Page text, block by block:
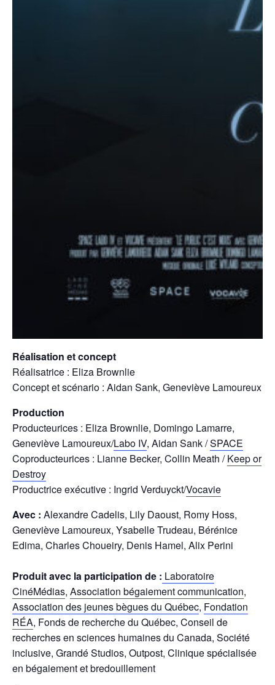
Réalisation et concept
Réalisatrice : Eliza Brownlie
Concept et scénario : Aidan Sank, Geneviève Lamoureux
Production
Producteurices : Eliza Brownlie, Domingo Lamarre,
Geneviève Lamoureux/Labo IV, Aidan Sank /SPACE
Coproducteurices : Lianne Becker, Collin Meath /Keep or
Destroy
Productrice exécutive : Ingrid Verduyckt/Vocavie
Avec : Alexandre Cadelis, Lily Daoust, Romy Hoss,
Geneviève Lamoureux, Ysabelle Trudeau, Bérénice
Edima, Charles Choueiry, Denis Hamel, Alix Perini
Produit avec la participation de : Laboratoire
CinéMédias, Association bégaiement communication,
Association des jeunes bègues du Québec, Fondation
RÉA, Fonds de recherche du Québec, Conseil de
recherches en sciences humaines du Canada, Société
inclusive, Grandé Studios, Outpost, Clinique spécialisée
en bégaiement et bredouillement